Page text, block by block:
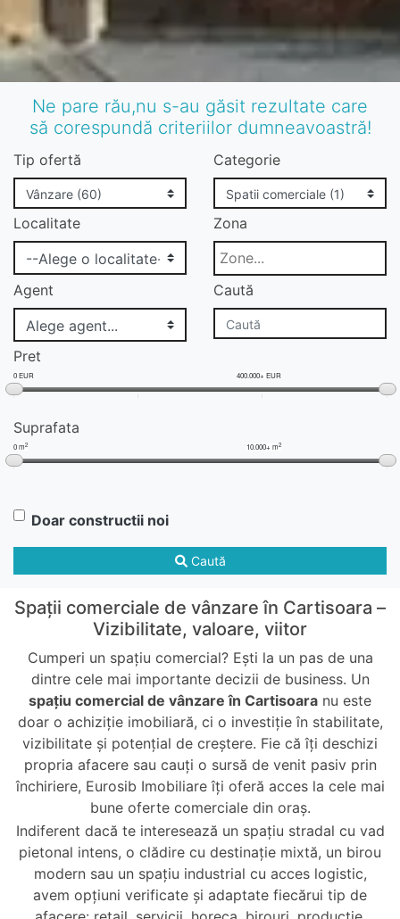
Ne pare rău,nu s-au găsit rezultate care
să corespundă criteriilor dumneavoastră!
Tip ofertă Categorie
Localitate Zona
Agent Caută
Pret
0 EUR 400.000+ EUR
Suprafata
0 m2 10.000+ m2
Doar constructii noi
Caută
Spații comerciale de vânzare în Cartisoara –
Vizibilitate, valoare, viitor
Cumperi un spațiu comercial? Ești la un pas de una
dintre cele mai importante decizii de business. Un
spațiu comercial de vânzare în Cartisoara nu este
doar o achiziție imobiliară, ci o investiție în stabilitate,
vizibilitate și potențial de creștere. Fie că îți deschizi
propria afacere sau cauți o sursă de venit pasiv prin
închiriere, Eurosib Imobiliare îți oferă acces la cele mai
bune oferte comerciale din oraș.
Indiferent dacă te interesează un spațiu stradal cu vad
pietonal intens, o clădire cu destinație mixtă, un birou
modern sau un spațiu industrial cu acces logistic,
avem opțiuni verificate și adaptate fiecărui tip de